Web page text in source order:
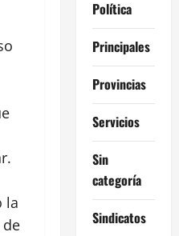
la
Política
Principales
Provincias
Servicios
Sin
categoría
Sindicatos